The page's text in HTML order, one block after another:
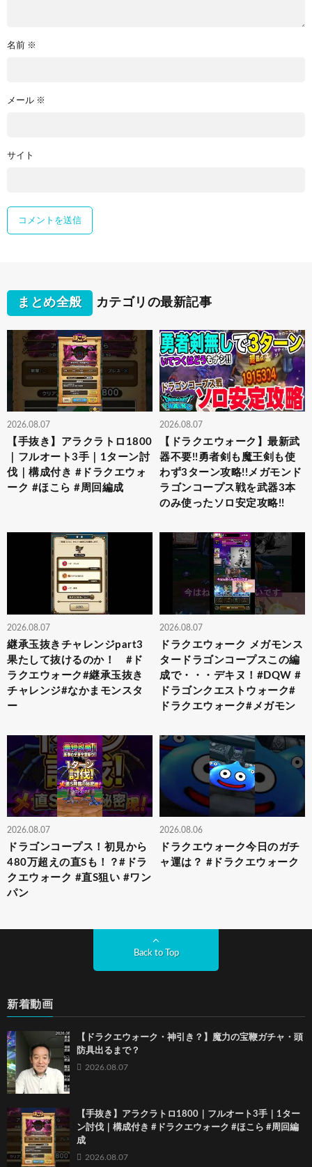
名前 ※
メール ※
サイト
まとめ全般 カテゴリの最新記事
2026.08.07
【手抜き】アラクラトロ1800
｜フルオート3手｜1ターン討
伐｜構成付き #ドラクエウォ
ーク #ほこら #周回編成
2026.08.07
【ドラクエウォーク】最新武
器不要!!勇者剣も魔王剣も使
わず3ターン攻略!!メガモンド
ラゴンコープス戦を武器3本
のみ使ったソロ安定攻略!!
2026.08.07
継承玉抜きチャレンジpart3
果たして抜けるのか！ #ド
ラクエウォーク#継承玉抜き
チャレンジ#なかまモンスタ
ー
2026.08.07
ドラクエウォーク メガモンス
タードラゴンコープスこの編
成で・・・デキヌ！#DQW #
ドラゴンクエストウォーク#
ドラクエウォーク#メガモン
2026.08.07
ドラゴンコープス！初見から
480万超えの直Sも！？#ドラ
クエウォーク #直S狙い #ワン
パン
2026.08.06
ドラクエウォーク今日のガチ
ャ運は？ #ドラクエウォーク
Back to Top
新着動画
【ドラクエウォーク・神引き？】魔力の宝鞭ガチャ・頭
防具出るまで？
2026.08.07
【手抜き】アラクラトロ1800｜フルオート3手｜1ター
ン討伐｜構成付き #ドラクエウォーク #ほこら #周回編
成
2026.08.07